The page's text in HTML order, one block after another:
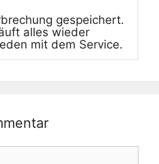
gespeichert.
alles wieder
mit dem Service.